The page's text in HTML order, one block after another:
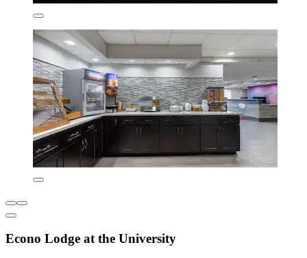
Econo Lodge at the University